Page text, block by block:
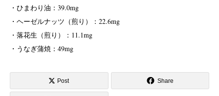
・ひまわり油：39.0mg
・ヘーゼルナッツ（煎り）：22.6mg
・落花生（煎り）：11.1mg
・うなぎ蒲焼：49mg
Post Share